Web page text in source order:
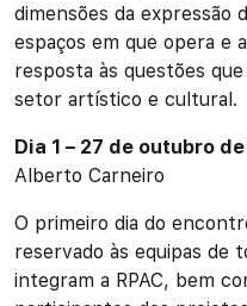
dimensões da expressão
espaços em que opera e
resposta às questões
setor artístico e cultural.
Dia 1 – 27 de outubro
Alberto Carneiro
O primeiro dia do
reservado às equipas de
integram a RPAC, bem